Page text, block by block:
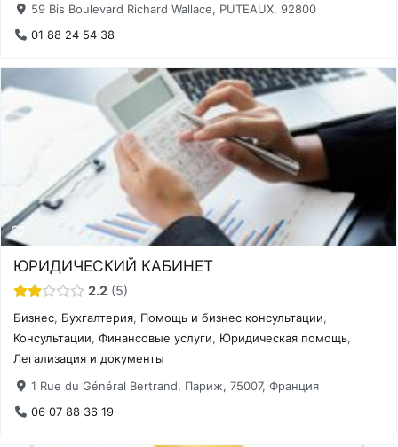
59 Bis Boulevard Richard Wallace, PUTEAUX, 92800
01 88 24 54 38
ЮРИДИЧЕСКИЙ КАБИНЕТ
2.2 5
Бизнес, Бухгалтерия, Помощь и бизнес консультации,
Консультации,Финансовые услуги, Юридическая помощь,
Легализация и документы
1 Rue du Général Bertrand, Париж, 75007, Франция
06 07 88 36 19